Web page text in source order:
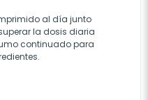
al día junto
la dosis diaria
continuado para